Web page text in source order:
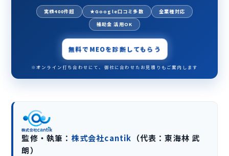
実績400件超 ★Google口コミ多数
全業種対応
補助金 活用OK
無料でMEOを診断してもらう
※オンライン打ち合わせにて、御社に合わせたお見積りもご案内します
監修・執筆： 株式会社cantik （代表：東海林 武
朗）